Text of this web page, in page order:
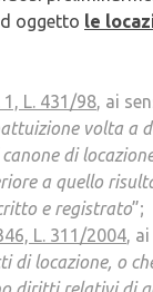
oggetto le
1, L. 431/98, ai
volta a
di
a quello
e registrato”;
L. 311/2004,
di locazione, o